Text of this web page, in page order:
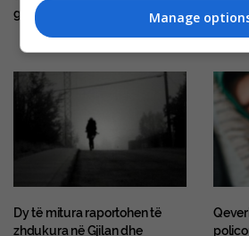
gradë
Dy të mitura raportohen të
zhdukura në Gjilan dhe
Manage